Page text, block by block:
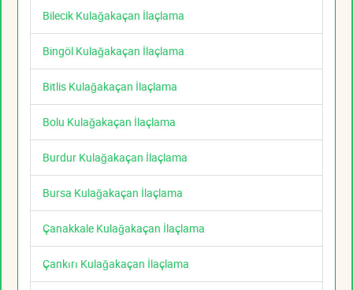
Bilecik Kulağakaçan İlaçlama
Bingöl Kulağakaçan İlaçlama
Bitlis Kulağakaçan İlaçlama
Bolu Kulağakaçan İlaçlama
Burdur Kulağakaçan İlaçlama
Bursa Kulağakaçan İlaçlama
Çanakkale Kulağakaçan İlaçlama
Çankırı Kulağakaçan İlaçlama